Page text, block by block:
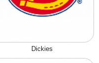
Dickies